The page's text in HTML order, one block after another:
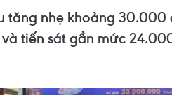
tăng nhẹ khoảng
tiến sát gần mức